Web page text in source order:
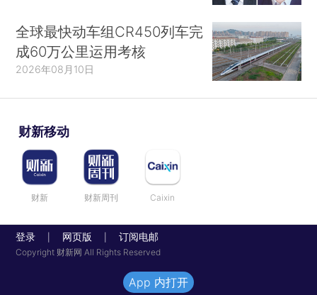
全球最快动车组CR450列车完
成60万公里运用考核
2026年08月10日
财新移动
财新 财新周刊 Caixin
登录 网页版 订阅电邮
Copyright 财新网 All Rights Reserved
App 内打开